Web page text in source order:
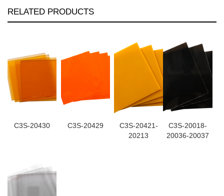
RELATED PRODUCTS
C3S-20430 C3S-20429
C3S-20421-
20213
C3S-20018-
20036-20037